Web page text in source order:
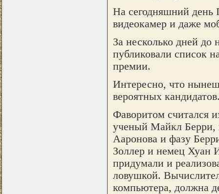
На сегодняшний день
видеокамер и даже
За несколько дней до
публиковали список
премии.
Интересно, что
вероятных
Фаворитом считался
ученый Майкл Берри,
Ааронова и фазу
Золлер и немец Хуан
придумали и
ловушкой.
компьютера, должна